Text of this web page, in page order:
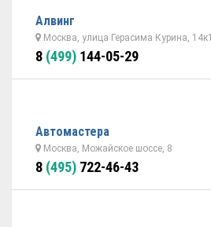
Алвинг
Москва, улица Герасима Курина, 14к1
8 (499) 144-05-29
Автомастера
Москва, Можайское шоссе, 8
8 (495) 722-46-43